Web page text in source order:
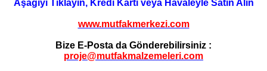
Aşağıyı Tıklayın, Kredi Kartı veya Havaleyle Satın Alın
www.mutfakmerkezi.com
Bize E-Posta da Gönderebilirsiniz :
proje@mutfakmalzemeleri.com